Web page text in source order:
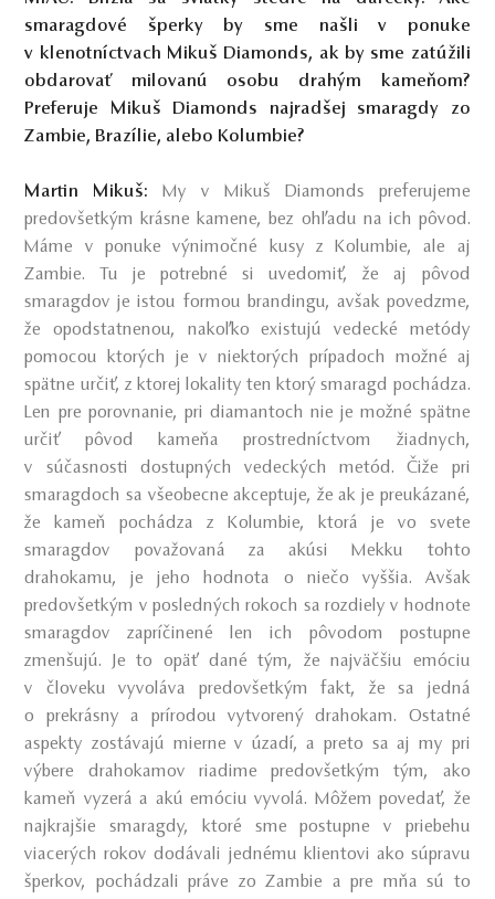
smaragdové šperky by sme našli v ponuke
v klenotníctvach Mikuš Diamonds, ak by sme zatúžili
obdarovať milovanú osobu drahým kameňom?
Preferuje Mikuš Diamonds najradšej smaragdy zo
Zambie, Brazílie, alebo Kolumbie?
Martin Mikuš: My v Mikuš Diamonds preferujeme
predovšetkým krásne kamene, bez ohľadu na ich pôvod.
Máme v ponuke výnimočné kusy z Kolumbie, ale aj
Zambie. Tu je potrebné si uvedomiť, že aj pôvod
smaragdov je istou formou brandingu, avšak povedzme,
že opodstatnenou, nakoľko existujú vedecké metódy
pomocou ktorých je v niektorých prípadoch možné aj
spätne určiť, z ktorej lokality ten ktorý smaragd pochádza.
Len pre porovnanie, pri diamantoch nie je možné spätne
určiť pôvod kameňa prostredníctvom žiadnych,
v súčasnosti dostupných vedeckých metód. Čiže pri
smaragdoch sa všeobecne akceptuje, že ak je preukázané,
že kameň pochádza z Kolumbie, ktorá je vo svete
smaragdov považovaná za akúsi Mekku tohto
drahokamu, je jeho hodnota o niečo vyššia. Avšak
predovšetkým v posledných rokoch sa rozdiely v hodnote
smaragdov zapríčinené len ich pôvodom postupne
zmenšujú. Je to opäť dané tým, že najväčšiu emóciu
v človeku vyvoláva predovšetkým fakt, že sa jedná
o prekrásny a prírodou vytvorený drahokam. Ostatné
aspekty zostávajú mierne v úzadí, a preto sa aj my pri
výbere drahokamov riadime predovšetkým tým, ako
kameň vyzerá a akú emóciu vyvolá. Môžem povedať, že
najkrajšie smaragdy, ktoré sme postupne v priebehu
viacerých rokov dodávali jednému klientovi ako súpravu
šperkov, pochádzali práve zo Zambie a pre mňa sú to